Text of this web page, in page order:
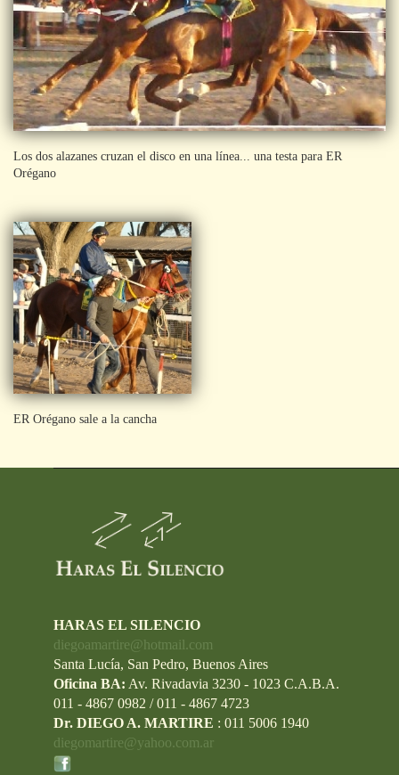
Los dos alazanes cruzan el disco en una línea... una testa para ER
Orégano
ER Orégano sale a la cancha
HARAS EL SILENCIO
diegoamartire@hotmail.com
Santa Lucía, San Pedro, Buenos Aires
Oficina BA: Av. Rivadavia 3230 - 1023 C.A.B.A.
011 - 4867 0982 / 011 - 4867 4723
Dr. DIEGO A. MARTIRE : 011 5006 1940
diegomartire@yahoo.com.ar